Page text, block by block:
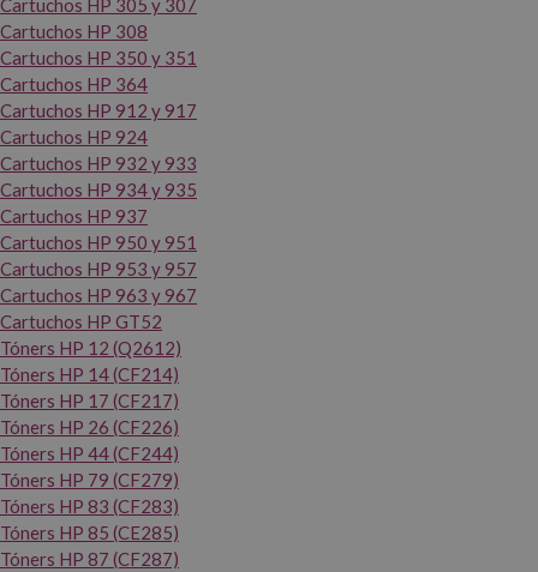
Cartuchos HP 305 y 307
Cartuchos HP 308
Cartuchos HP 350 y 351
Cartuchos HP 364
Cartuchos HP 912 y 917
Cartuchos HP 924
Cartuchos HP 932 y 933
Cartuchos HP 934 y 935
Cartuchos HP 937
Cartuchos HP 950 y 951
Cartuchos HP 953 y 957
Cartuchos HP 963 y 967
Cartuchos HP GT52
Tóners HP 12 (Q2612)
Tóners HP 14 (CF214)
Tóners HP 17 (CF217)
Tóners HP 26 (CF226)
Tóners HP 44 (CF244)
Tóners HP 79 (CF279)
Tóners HP 83 (CF283)
Tóners HP 85 (CE285)
Tóners HP 87 (CF287)